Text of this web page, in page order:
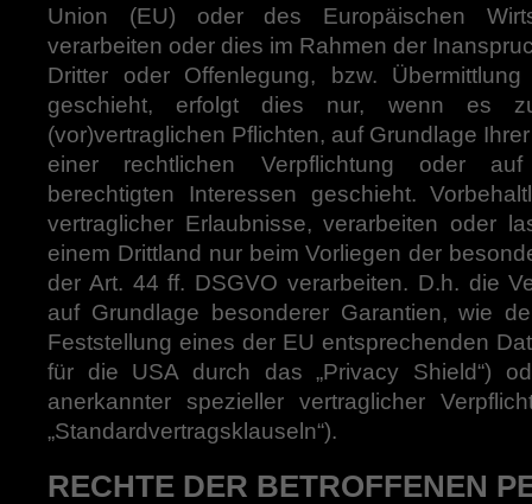
Union (EU) oder des Europäischen
verarbeiten oder dies im Rahmen der
Dritter oder Offenlegung, bzw.
geschieht, erfolgt dies nur, wenn es
(vor)vertraglichen Pflichten, auf Grundlage
einer rechtlichen Verpflichtung oder
berechtigten Interessen geschieht.
vertraglicher Erlaubnisse, verarbeiten oder
einem Drittland nur beim Vorliegen der
der Art. 44 ff. DSGVO verarbeiten. D.h. die
auf Grundlage besonderer Garantien, wie
Feststellung eines der EU entsprechenden
für die USA durch das „Privacy Shield“)
anerkannter spezieller vertraglicher
„Standardvertragsklauseln“).
RECHTE DER BETROFFENEN